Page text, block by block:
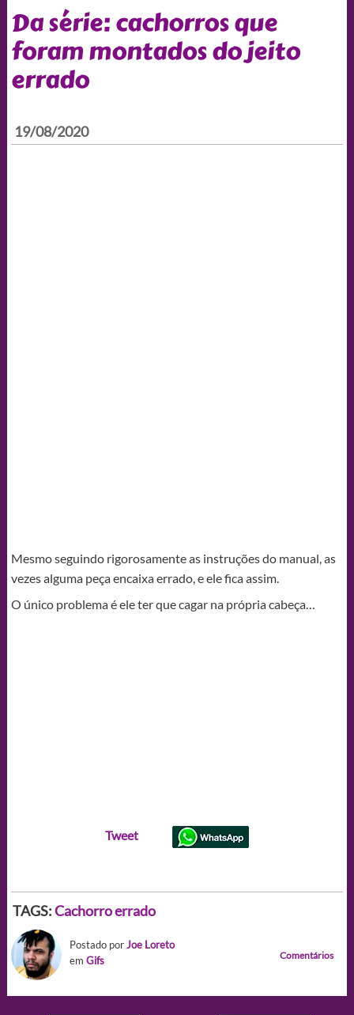
Da série: cachorros que
foram montados do jeito
errado
19/08/2020
Mesmo seguindo rigorosamente as instruções do manual, as
vezes alguma peça encaixa errado, e ele fica assim.
O único problema é ele ter que cagar na própria cabeça…
Tweet
TAGS:Cachorro errado
Postado porJoe Loreto
em Gifs Comentários